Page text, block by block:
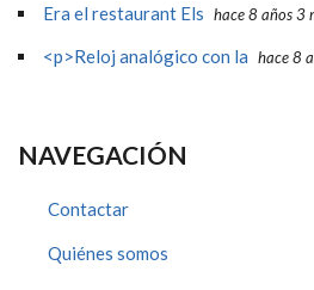
Era el restaurant Els hace 8 años 3
<p>Reloj analógico con la hace 8
NAVEGACIÓN
Contactar
Quiénes somos